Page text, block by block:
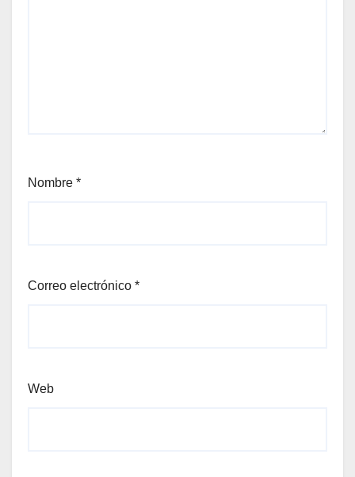
Nombre *
Correo electrónico *
Web